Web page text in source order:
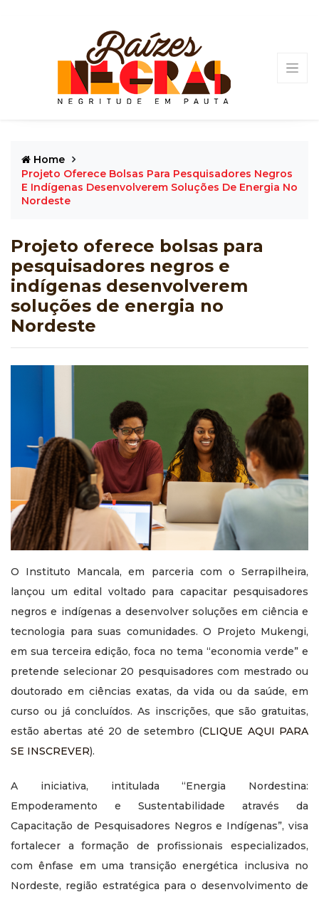
Home
Projeto Oferece Bolsas Para Pesquisadores Negros
E Indígenas Desenvolverem Soluções De Energia No
Nordeste
Projeto oferece bolsas para
pesquisadores negros e
indígenas desenvolverem
soluções de energia no
Nordeste
O Instituto Mancala, em parceria com o Serrapilheira,
lançou um edital voltado para capacitar pesquisadores
negros e indígenas a desenvolver soluções em ciência e
tecnologia para suas comunidades. O Projeto Mukengi,
em sua terceira edição, foca no tema “economia verde” e
pretende selecionar 20 pesquisadores com mestrado ou
doutorado em ciências exatas, da vida ou da saúde, em
curso ou já concluídos. As inscrições, que são gratuitas,
estão abertas até 20 de setembro (CLIQUE AQUI PARA
SE INSCREVER).
A iniciativa, intitulada “Energia Nordestina:
Empoderamento e Sustentabilidade através da
Capacitação de Pesquisadores Negros e Indígenas”, visa
fortalecer a formação de profissionais especializados,
com ênfase em uma transição energética inclusiva no
Nordeste, região estratégica para o desenvolvimento de